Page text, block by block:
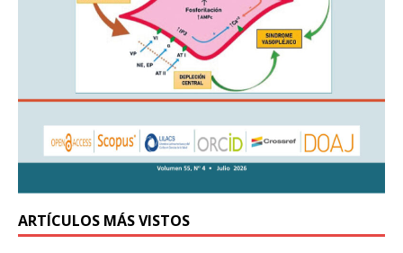
ARTÍCULOS MÁS VISTOS